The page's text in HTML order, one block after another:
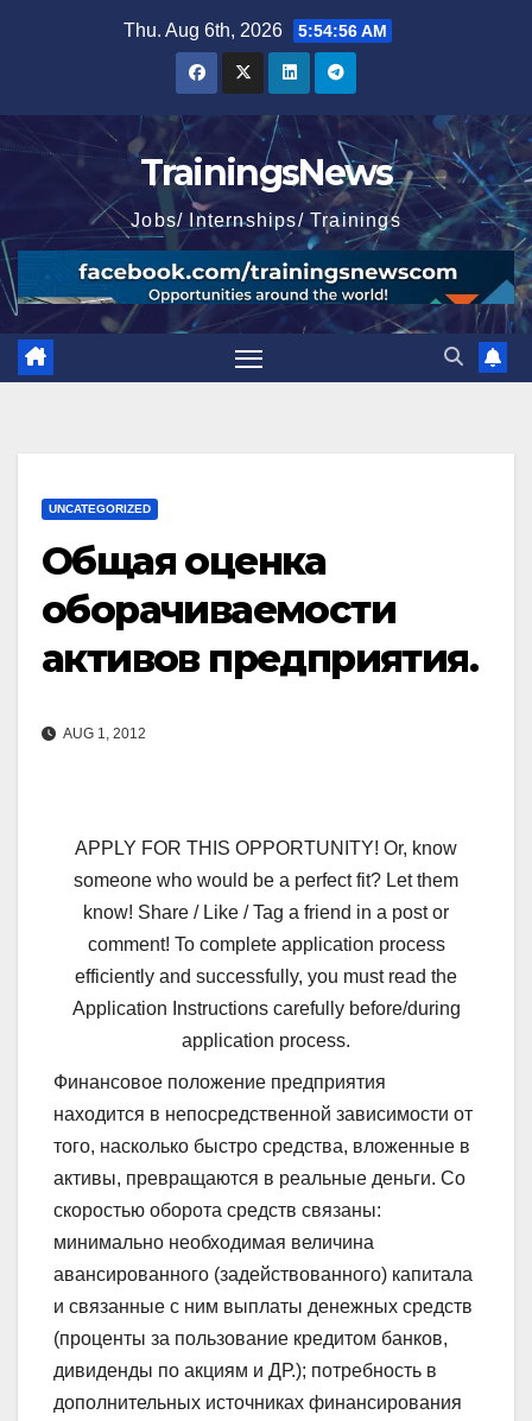
Thu. Aug 6th, 2026 5:54:57 AM
TrainingsNews
Jobs/ Internships/ Trainings
UNCATEGORIZED
Общая оценка
оборачиваемости
активов предприятия.
AUG 1, 2012
APPLY FOR THIS OPPORTUNITY! Or, know
someone who would be a perfect fit? Let them
know! Share / Like / Tag a friend in a post or
comment! To complete application process
efficiently and successfully, you must read the
Application Instructions carefully before/during
application process.
Финансовое положение предприятия
находится в непосредственной зависимости от
того, насколько быстро средства, вложенные в
активы, превращаются в реальные деньги. Со
скоростью оборота средств связаны:
минимально необходимая величина
авансированного (задействованного) капитала
и связанные с ним выплаты денежных средств
(проценты за пользование кредитом банков,
дивиденды по акциям и ДР.); потребность в
дополнительных источниках финансирования